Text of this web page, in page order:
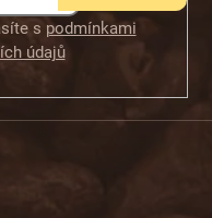
s podmínkami
údajů